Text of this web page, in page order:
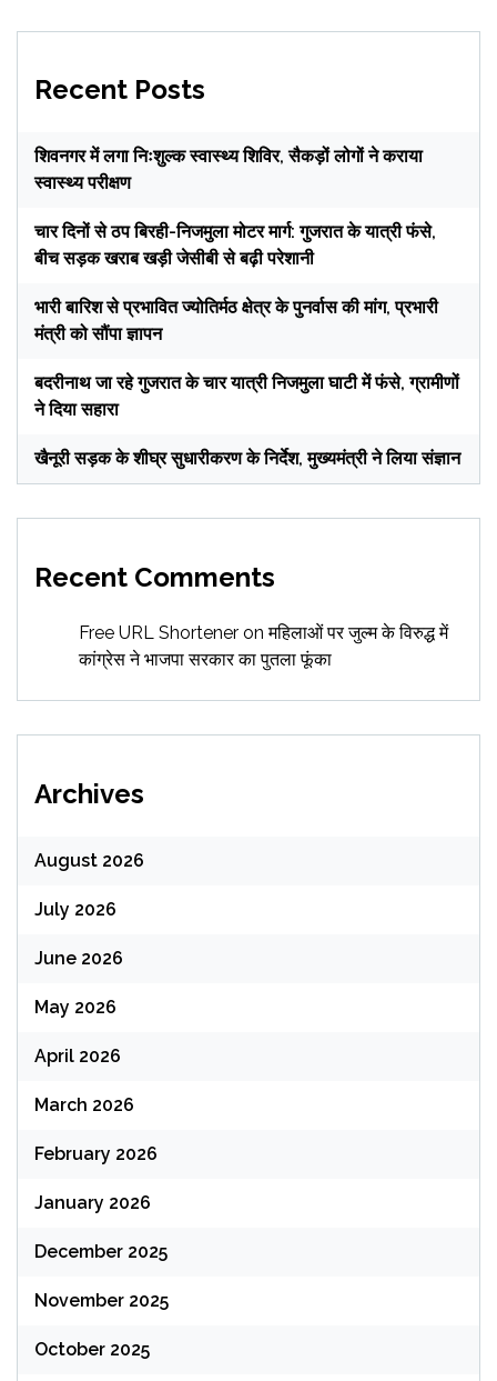
Recent Posts
शिवनगर में लगा निःशुल्क स्वास्थ्य शिविर, सैकड़ों लोगों ने कराया
स्वास्थ्य परीक्षण
चार दिनों से ठप बिरही-निजमुला मोटर मार्ग: गुजरात के यात्री फंसे,
बीच सड़क खराब खड़ी जेसीबी से बढ़ी परेशानी
भारी बारिश से प्रभावित ज्योतिर्मठ क्षेत्र के पुनर्वास की मांग, प्रभारी
मंत्री को सौंपा ज्ञापन
बदरीनाथ जा रहे गुजरात के चार यात्री निजमुला घाटी में फंसे, ग्रामीणों
ने दिया सहारा
खैनूरी सड़क के शीघ्र सुधारीकरण के निर्देश, मुख्यमंत्री ने लिया संज्ञान
Recent Comments
Free URL Shortener onमहिलाओं पर जुल्म के विरुद्ध में
कांग्रेस ने भाजपा सरकार का पुतला फूंका
Archives
August 2026
July 2026
June 2026
May 2026
April 2026
March 2026
February 2026
January 2026
December 2025
November 2025
October 2025